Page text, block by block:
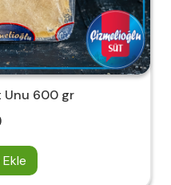
Unu 600 gr